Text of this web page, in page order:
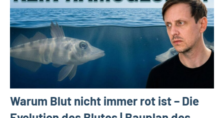
Warum Blut nicht immer rot ist – Die